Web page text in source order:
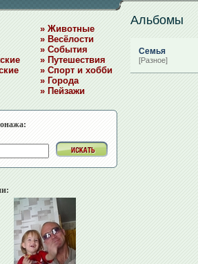
» Животные
» Весёлости
» События
» Путешествия
» Спорт и хобби
» Города
» Пейзажи
Альбомы
Семья
[Разное]